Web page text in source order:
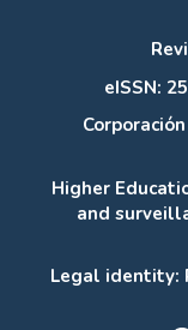
eISSN:
Higher
and
Legal identity: